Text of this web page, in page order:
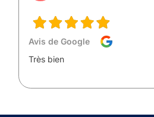
Avis de Google
Très bien